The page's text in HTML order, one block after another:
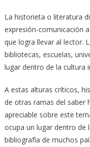
La historieta o literatura
expresión-comunicación
que logra llevar al lector.
bibliotecas, escuelas,
lugar dentro de la cultura
A estas alturas críticos,
de otras ramas del saber
apreciable sobre este
ocupa un lugar dentro de
bibliografía de muchos